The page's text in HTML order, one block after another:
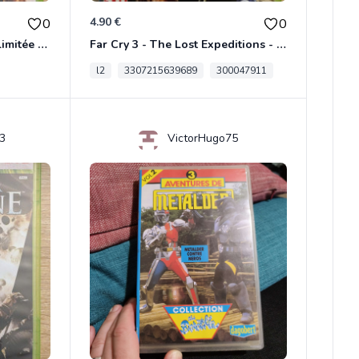
0
Dungeon Siege Iii Édition Limitée - Vf Intégrale Xbox 360
4.90 € 0
Far Cry 3 - The Lost Expeditions - Edition Spéciale Xbox 360
l2 3307215639689 300047911
VictorHugo75